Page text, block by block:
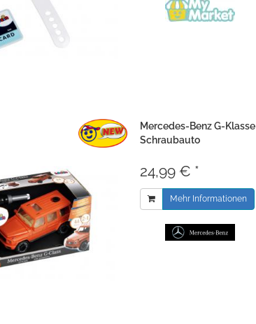
Mercedes-Benz G-Klasse
Schraubauto
24,99 € *
Mehr Informationen